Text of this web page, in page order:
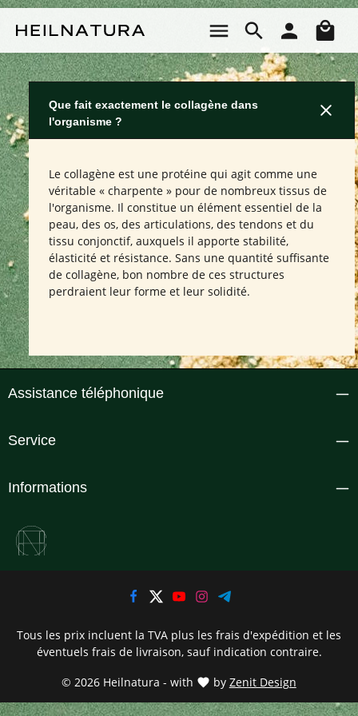
Que fait exactement le collagène dans
l'organisme ?
Le collagène est une protéine qui agit comme une
véritable « charpente » pour de nombreux tissus de
l'organisme. Il constitue un élément essentiel de la
peau, des os, des articulations, des tendons et du
tissu conjonctif, auxquels il apporte stabilité,
élasticité et résistance. Sans une quantité suffisante
de collagène, bon nombre de ces structures
perdraient leur forme et leur solidité.
Assistance téléphonique
Service
Informations
© 2026 Heilnatura - with by Zenit Design
Tous les prix incluent la TVA plus les frais d'expédition et les
éventuels frais de livraison, sauf indication contraire.